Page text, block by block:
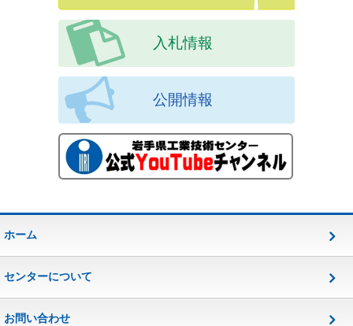
入札情報
公開情報
ホーム
センターについて
お問い合わせ